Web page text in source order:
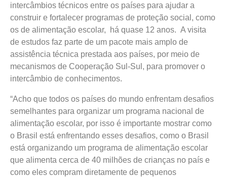
intercâmbios técnicos entre os países para ajudar a
construir e fortalecer programas de proteção social, como
os de alimentação escolar, há quase 12 anos. A visita
de estudos faz parte de um pacote mais amplo de
assistência técnica prestada aos países, por meio de
mecanismos de Cooperação Sul-Sul, para promover o
intercâmbio de conhecimentos.
“Acho que todos os países do mundo enfrentam desafios
semelhantes para organizar um programa nacional de
alimentação escolar, por isso é importante mostrar como
o Brasil está enfrentando esses desafios, como o Brasil
está organizando um programa de alimentação escolar
que alimenta cerca de 40 milhões de crianças no país e
como eles compram diretamente de pequenos